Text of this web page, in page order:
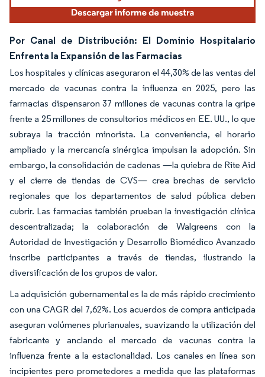
Por Canal de Distribución: El Dominio Hospitalario
Enfrenta la Expansión de las Farmacias
Los hospitales y clínicas aseguraron el 44,30% de las ventas del
mercado de vacunas contra la influenza en 2025, pero las
farmacias dispensaron 37 millones de vacunas contra la gripe
frente a 25 millones de consultorios médicos en EE. UU., lo que
subraya la tracción minorista. La conveniencia, el horario
ampliado y la mercancía sinérgica impulsan la adopción. Sin
embargo, la consolidación de cadenas —la quiebra de Rite Aid
y el cierre de tiendas de CVS— crea brechas de servicio
regionales que los departamentos de salud pública deben
cubrir. Las farmacias también prueban la investigación clínica
descentralizada; la colaboración de Walgreens con la
Autoridad de Investigación y Desarrollo Biomédico Avanzado
inscribe participantes a través de tiendas, ilustrando la
diversificación de los grupos de valor.
La adquisición gubernamental es la de más rápido crecimiento
con una CAGR del 7,62%. Los acuerdos de compra anticipada
aseguran volúmenes plurianuales, suavizando la utilización del
fabricante y anclando el mercado de vacunas contra la
influenza frente a la estacionalidad. Los canales en línea son
incipientes pero prometedores a medida que las plataformas